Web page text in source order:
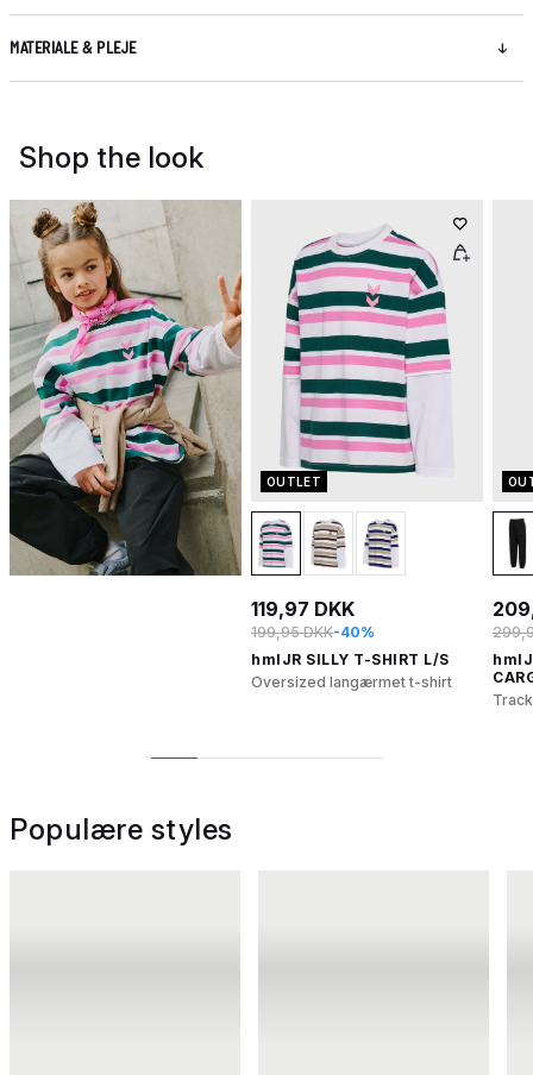
MATERIALE & PLEJE
Shop the look
OUTLET
119,97 DKK
199,95 DKK-40%
hmlJR SILLY T-SHIRT L/S
Oversized langærmet t-shirt
Populære styles